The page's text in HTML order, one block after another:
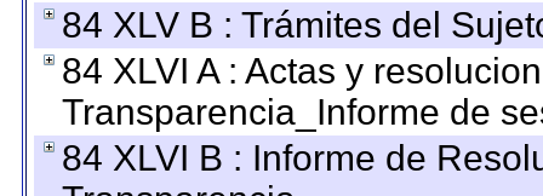
84 XLV B : Trámites del
84 XLVI A : Actas y
Transparencia_Informe de
84 XLVI B : Informe de